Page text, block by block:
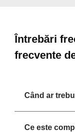
Întrebări
frecvente
Când ar
Ce este